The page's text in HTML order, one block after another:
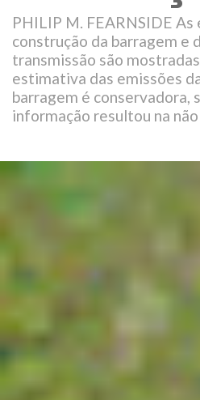
PHILIP M. FEARNSIDE As
construção da barragem e
transmissão são
estimativa das emissões
barragem é conservadora,
informação resultou na